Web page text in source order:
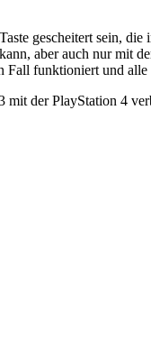
gescheitert sein,
aber auch nur mit
funktioniert und
mit der PlayStation 4